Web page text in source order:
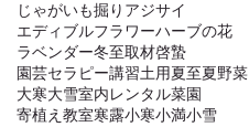
じゃがいも掘り アジサイ
エディブルフラワーハーブの花
ラベンダー冬至取材啓蟄
園芸セラピー講習土用夏至夏野菜
大寒大雪室内レンタル菜園
寄植え教室寒露小寒小満小雪